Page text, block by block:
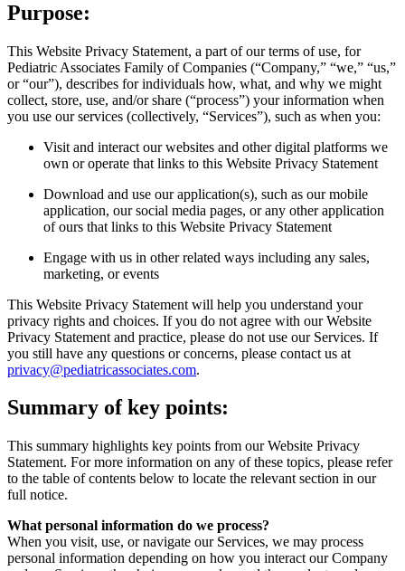
Purpose:
This Website Privacy Statement, a part of our terms of use, for
Pediatric Associates Family of Companies (“Company,” “we,” “us,”
or “our”), describes for individuals how, what, and why we might
collect, store, use, and/or share (“process”) your information when
you use our services (collectively, “Services”), such as when you:
Visit and interact our websites and other digital platforms we
own or operate that links to this Website Privacy Statement
Download and use our application(s), such as our mobile
application, our social media pages, or any other application
of ours that links to this Website Privacy Statement
Engage with us in other related ways including any sales,
marketing, or events
This Website Privacy Statement will help you understand your
privacy rights and choices. If you do not agree with our Website
Privacy Statement and practice, please do not use our Services. If
you still have any questions or concerns, please contact us at
privacy@pediatricassociates.com.
Summary of key points:
This summary highlights key points from our Website Privacy
Statement. For more information on any of these topics, please refer
to the table of contents below to locate the relevant section in our
full notice.
What personal information do we process?
When you visit, use, or navigate our Services, we may process
personal information depending on how you interact our Company